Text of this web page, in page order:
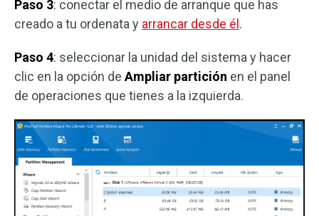
Paso 3: conectar el medio de arranque que has
creado a tu ordenata y arrancar desde él .
Paso 4: seleccionar la unidad del sistema y hacer
clic en la opción deAmpliar partición en el panel
de operaciones que tienes a la izquierda.